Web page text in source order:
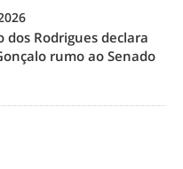
dos Rodrigues declara
rumo ao Senado